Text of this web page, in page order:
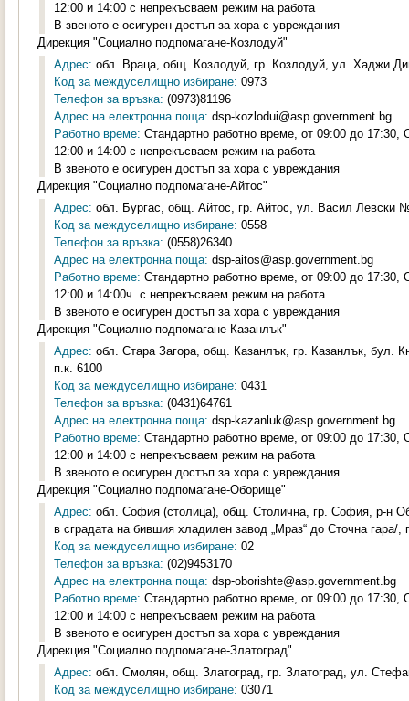
12:00 и 14:00 с непрекъсваем режим на работа
В звеното е осигурен достъп за хора с увреждания
Дирекция "Социално подпомагане-Козлодуй"
Адрес: обл. Враца, общ. Козлодуй, гр. Козлодуй, ул. Хаджи
Код за междуселищно избиране: 0973
Телефон за връзка: (0973)81196
Адрес на електронна поща: dsp-kozlodui@asp.government.bg
Работно време: Стандартно работно време, от 09:00 до
12:00 и 14:00 с непрекъсваем режим на работа
В звеното е осигурен достъп за хора с увреждания
Дирекция "Социално подпомагане-Айтос"
Адрес: обл. Бургас, общ. Айтос, гр. Айтос, ул. Васил Левски
Код за междуселищно избиране: 0558
Телефон за връзка: (0558)26340
Адрес на електронна поща: dsp-aitos@asp.government.bg
Работно време: Стандартно работно време, от 09:00 до
12:00 и 14:00ч. с непрекъсваем режим на работа
В звеното е осигурен достъп за хора с увреждания
Дирекция "Социално подпомагане-Казанлък"
Адрес: обл. Стара Загора, общ. Казанлък, гр. Казанлък, бул.
п.к. 6100
Код за междуселищно избиране: 0431
Телефон за връзка: (0431)64761
Адрес на електронна поща: dsp-kazanluk@asp.government.bg
Работно време: Стандартно работно време, от 09:00 до
12:00 и 14:00 с непрекъсваем режим на работа
В звеното е осигурен достъп за хора с увреждания
Дирекция "Социално подпомагане-Оборище"
Адрес: обл. София (столица), общ. Столична, гр. София, р-н
в сградата на бившия хладилен завод „Мраз“ до Сточна гара/,
Код за междуселищно избиране: 02
Телефон за връзка: (02)9453170
Адрес на електронна поща: dsp-oborishte@asp.government.bg
Работно време: Стандартно работно време, от 09:00 до
12:00 и 14:00 с непрекъсваем режим на работа
В звеното е осигурен достъп за хора с увреждания
Дирекция "Социално подпомагане-Златоград"
Адрес: обл. Смолян, общ. Златоград, гр. Златоград, ул.
Код за междуселищно избиране: 03071